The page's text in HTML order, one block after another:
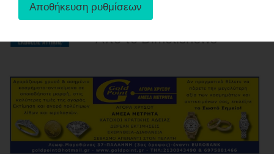
Από τo Dimotisnews